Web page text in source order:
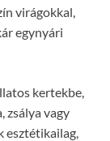
virágokkal,
egynyári
kertekbe,
zsálya vagy
esztétikailag,